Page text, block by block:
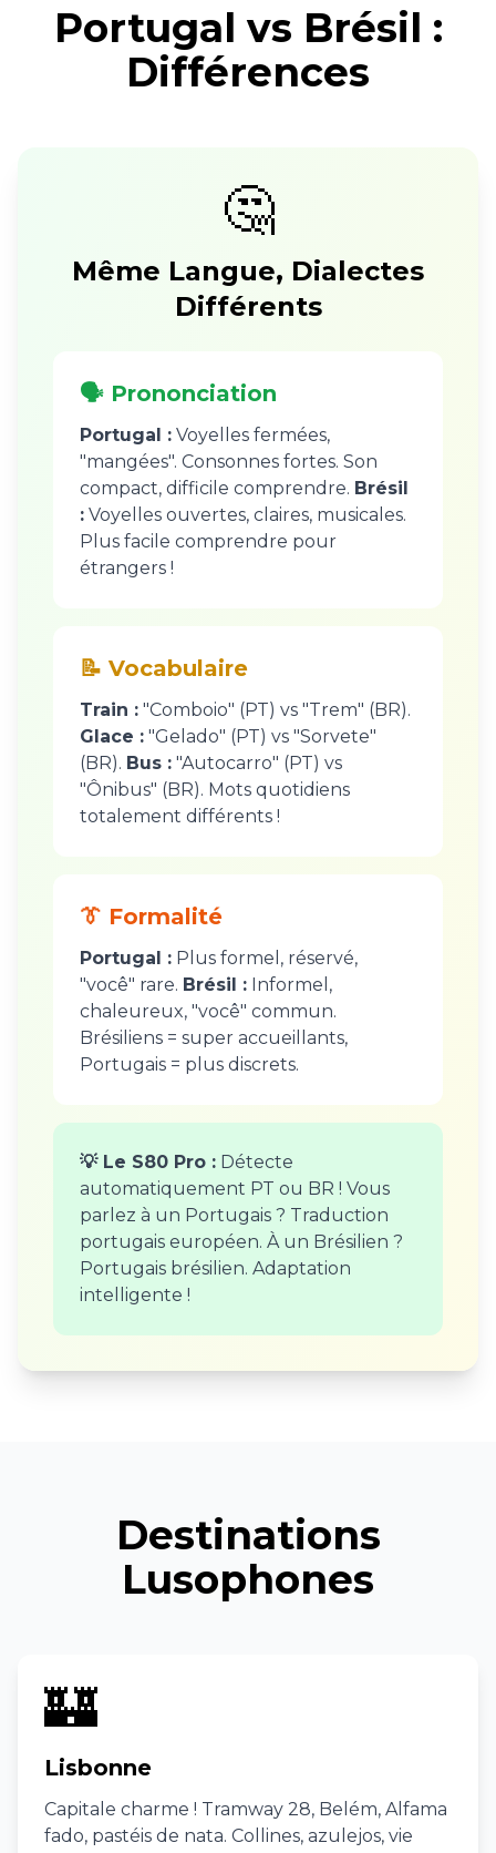
Portugal vs Brésil :
Différences
🤔
Même Langue, Dialectes
Différents
🗣️ Prononciation
Portugal : Voyelles fermées,
"mangées". Consonnes fortes. Son
compact, difficile comprendre. Brésil
: Voyelles ouvertes, claires, musicales.
Plus facile comprendre pour
étrangers !
📝 Vocabulaire
Train : "Comboio" (PT) vs "Trem" (BR).
Glace : "Gelado" (PT) vs "Sorvete"
(BR). Bus : "Autocarro" (PT) vs
"Ônibus" (BR). Mots quotidiens
totalement différents !
👔 Formalité
Portugal : Plus formel, réservé,
"você" rare. Brésil : Informel,
chaleureux, "você" commun.
Brésiliens = super accueillants,
Portugais = plus discrets.
💡 Le S80 Pro : Détecte
automatiquement PT ou BR ! Vous
parlez à un Portugais ? Traduction
portugais européen. À un Brésilien ?
Portugais brésilien. Adaptation
intelligente !
Destinations
Lusophones
🏰
Lisbonne
Capitale charme ! Tramway 28, Belém, Alfama
fado, pastéis de nata. Collines, azulejos, vie